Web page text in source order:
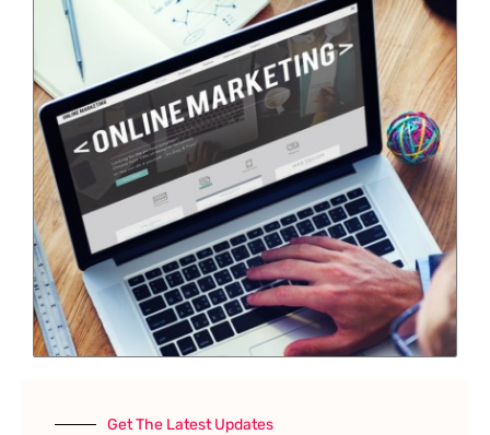
Get The Latest Updates